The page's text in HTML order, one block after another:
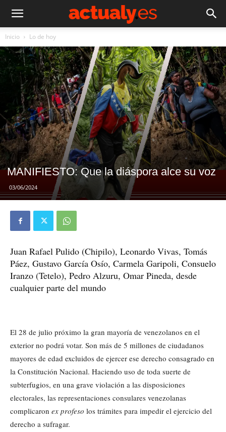
Inicio Lo de hoy
MANIFIESTO: Que la diáspora alce su voz
03/06/2024
Juan Rafael Pulido (Chipilo), Leonardo Vivas, Tomás
Páez, Gustavo García Osío, Carmela Garipoli, Consuelo
Iranzo (Tetelo), Pedro Alzuru, Omar Pineda, desde
cualquier parte del mundo
El 28 de julio próximo la gran mayoría de venezolanos en el
exterior no podrá votar. Son más de 5 millones de ciudadanos
mayores de edad excluidos de ejercer ese derecho consagrado en
la Constitución Nacional. Haciendo uso de toda suerte de
subterfugios, en una grave violación a las disposiciones
electorales, las representaciones consulares venezolanas
complicaron ex profeso los trámites para impedir el ejercicio del
derecho a sufragar.